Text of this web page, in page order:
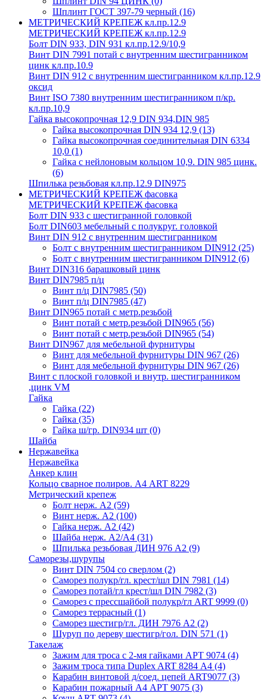
Шплинт ГОСТ 397-79 черный (16)
МЕТРИЧЕСКИЙ КРЕПЕЖ кл.пр.12.9
МЕТРИЧЕСКИЙ КРЕПЕЖ кл.пр.12.9
Болт DIN 933, DIN 931 кл.пр.12.9/10,9
Винт DIN 7991 потай с внутренним шестигранником
цинк кл.пр.10.9
Винт DIN 912 с внутренним шестигранником кл.пр.12.9
оксид
Винт ISO 7380 внутренним шестигранником п/кр.
кл.пр.10,9
Гайка высокопрочная 12,9 DIN 934,DIN 985
Гайка высокопрочная DIN 934 12,9 (13)
Гайка высокопрочная соединительная DIN 6334
10,0 (1)
Гайка с нейлоновым кольцом 10,9. DIN 985 цинк.
(6)
Шпилька резьбовая кл.пр.12.9 DIN975
МЕТРИЧЕСКИЙ КРЕПЕЖ фасовка
МЕТРИЧЕСКИЙ КРЕПЕЖ фасовка
Болт DIN 933 с шестигранной головкой
Болт DIN603 мебельный с полукруг. головкой
Винт DIN 912 с внутренним шестигранником
Болт с внутренним шестигранником DIN912 (25)
Болт с внутренним шестигранником DIN912 (6)
Винт DIN316 барашковый цинк
Винт DIN7985 п/ц
Винт п/ц DIN7985 (50)
Винт п/ц DIN7985 (47)
Винт DIN965 потай с метр.резьбой
Винт потай с метр.резьбой DIN965 (56)
Винт потай с метр.резьбой DIN965 (54)
Винт DIN967 для мебельной фурнитуры
Винт для мебельной фурнитуры DIN 967 (26)
Винт для мебельной фурнитуры DIN 967 (26)
Винт с плоской головкой и внутр. шестигранником
,цинк VM
Гайка
Гайка (22)
Гайка (35)
Гайка ш/гр. DIN934 шт (0)
Шайба
Нержавейка
Нержавейка
Анкер клин
Кольцо сварное полиров. А4 ART 8229
Метрический крепеж
Болт нерж. А2 (59)
Винт нерж. А2 (100)
Гайка нерж. А2 (42)
Шайба нерж. А2/А4 (31)
Шпилька резьбовая ДИН 976 А2 (9)
Саморезы,шурупы
Винт DIN 7504 со сверлом (2)
Саморез полукр/гл. крест/шл DIN 7981 (14)
Саморез потай/гл крест/шл DIN 7982 (3)
Саморез с прессшайбой полукр/гл ART 9999 (0)
Саморез террасный (1)
Саморез шестигр/гл. ДИН 7976 А2 (2)
Шуруп по дереву шестигр/гол. DIN 571 (1)
Такелаж
Зажим для троса с 2-мя гайками АРТ 9074 (4)
Зажим троса типа Duplex ART 8284 А4 (4)
Карабин винтовой д/соед. цепей ART9077 (3)
Карабин пожарный А4 АРТ 9075 (3)